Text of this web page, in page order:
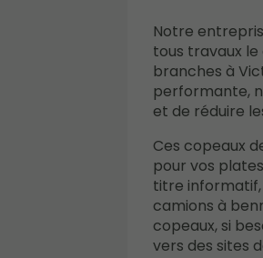
Notre
tous travaux
branches à
performante,
et de réduire
Ces copeaux
pour vos
titre
camions à
copeaux, si
vers des sites